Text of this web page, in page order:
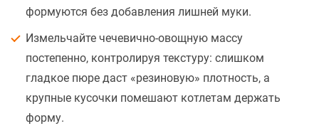
формуются без добавления лишней муки.
Измельчайте чечевично-овощную массу
постепенно, контролируя текстуру: слишком
гладкое пюре даст «резиновую» плотность, а
крупные кусочки помешают котлетам держать
форму.